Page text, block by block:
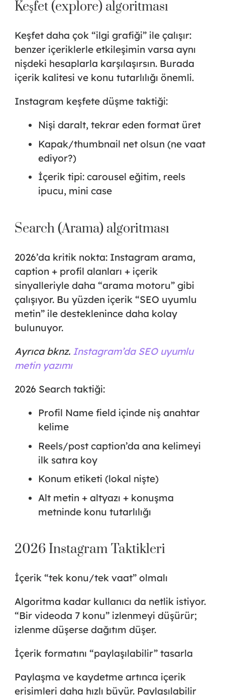
Keşfet (explore) algoritması
Keşfet daha çok “ilgi grafiği” ile çalışır:
benzer içeriklerle etkileşimin varsa aynı
nişdeki hesaplarla karşılaşırsın. Burada
içerik kalitesi ve konu tutarlılığı önemli.
Instagram keşfete düşme taktiği:
Nişi daralt, tekrar eden format üret
Kapak/thumbnail net olsun (ne vaat
ediyor?)
İçerik tipi: carousel eğitim, reels
ipucu, mini case
Search (Arama) algoritması
2026’da kritik nokta: Instagram arama,
caption + profil alanları + içerik
sinyalleriyle daha “arama motoru” gibi
çalışıyor. Bu yüzden içerik “SEO uyumlu
metin” ile desteklenince daha kolay
bulunuyor.
Ayrıca bknz. Instagram’da SEO uyumlu
metin yazımı
2026 Search taktiği:
Profil Name field içinde niş anahtar
kelime
Reels/post caption’da ana kelimeyi
ilk satıra koy
Konum etiketi (lokal nişte)
Alt metin + altyazı + konuşma
metninde konu tutarlılığı
2026 Instagram Taktikleri
İçerik “tek konu/tek vaat” olmalı
Algoritma kadar kullanıcı da netlik istiyor.
“Bir videoda 7 konu” izlenmeyi düşürür;
izlenme düşerse dağıtım düşer.
İçerik formatını “paylaşılabilir” tasarla
Paylaşma ve kaydetme artınca içerik
erişimleri daha hızlı büyür. Paylaşılabilir